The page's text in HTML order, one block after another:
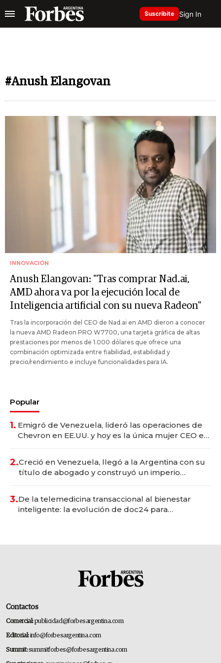
Suscribite Sign In
#Anush Elangovan
INNOVACIÓN
Anush Elangovan: "Tras comprar Nad.ai,
AMD ahora va por la ejecución local de
Inteligencia artificial con su nueva Radeon"
Tras la incorporación del CEO de Nad.ai en AMD dieron a conocer
la nueva AMD Radeon PRO W7700, una tarjeta gráfica de altas
prestaciones por menos de 1.000 dólares que ofrece una
combinación optimizada entre fiabilidad, estabilidad y
precio/rendimiento e incluye funcionalidades para IA.
Popular
1. Emigró de Venezuela, lideró las operaciones de
Chevron en EE.UU. y hoy es la única mujer CEO en
2.Creció en Venezuela, llegó a la Argentina con su
título de abogado y construyó un imperio
3.De la telemedicina transaccional al bienestar
inteligente: la evolución de doc24 para
Contactos
Comercial:publicidad@forbesargentina.com
Editorial:info@forbesargentina.com
Summit:summitforbes@forbesargentina.com